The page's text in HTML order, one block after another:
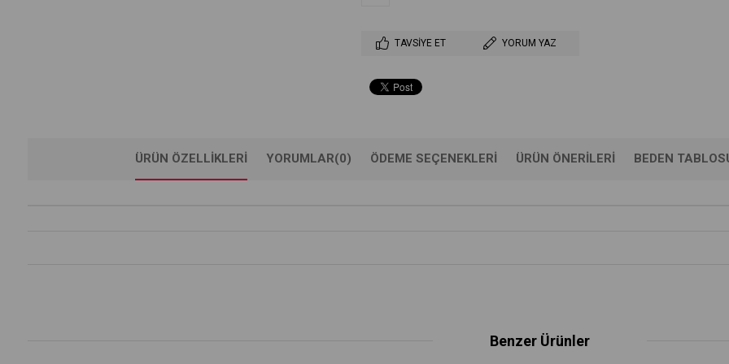
TAVSIYE ET YORUM YAZ
ÜRÜN ÖZELLIKLERI YORUMLAR(0) ÖDEME SEÇENEKLERI ÜRÜN ÖNERILERI BEDEN
Benzer Ürünler